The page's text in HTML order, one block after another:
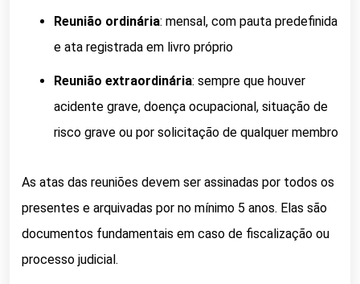
Reunião ordinária: mensal, com pauta predefinida
e ata registrada em livro próprio
Reunião extraordinária: sempre que houver
acidente grave, doença ocupacional, situação de
risco grave ou por solicitação de qualquer membro
As atas das reuniões devem ser assinadas por todos os
presentes e arquivadas por no mínimo 5 anos. Elas são
documentos fundamentais em caso de fiscalização ou
processo judicial.